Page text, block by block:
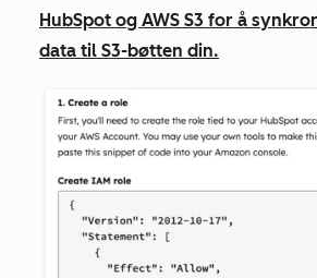
HubSpot og AWS S3 for å
data til S3-bøtten din.